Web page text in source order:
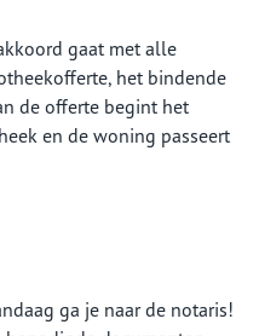
gaat met alle
het bindende
de offerte begint het
en de woning passeert
ga je naar de notaris!